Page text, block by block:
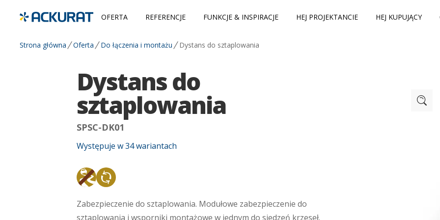
OFERTA REFERENCJE FUNKCJE & INSPIRACJE HEJ PROJEKTANCIE HEJ KUPUJĄCY
Strona główna Oferta Do łączenia i montażu Dystans do sztaplowania
Dystans do
sztaplowania
SPSC-DK01
Występuje w34wariantach
Antypoślizgowa
Materiał z recyklingu
Zabezpieczenie do sztaplowania. Modułowe zabezpieczenie do
sztaplowania i wsporniki montażowe w jednym do siedzeń krzeseł.